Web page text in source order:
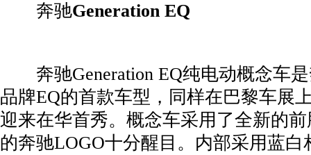
­ 奔驰Generation EQ
奔驰Generation EQ纯电动概念车
品牌EQ的首款车型，同样在巴黎车展
迎来在华首秀。概念车采用了全新的
的奔驰LOGO十分醒目。内部采用蓝白